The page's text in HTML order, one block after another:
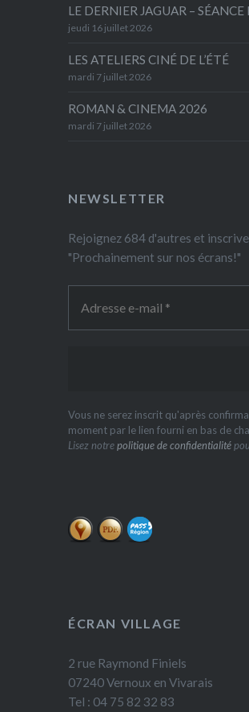
LE DERNIER JAGUAR – SÉANCE
jeudi 16 juillet 2026
LES ATELIERS CINÉ DE L’ÉTÉ
mardi 7 juillet 2026
ROMAN & CINEMA 2026
mardi 7 juillet 2026
NEWSLETTER
Rejoignez 684 d'autres et
"Prochainement sur nos écrans!"
Vous ne serez inscrit qu'après
moment par le lien fourni en bas de
Lisez notrepolitique de confidentialité
ÉCRAN VILLAGE
2 rue Raymond Finiels
07240 Vernoux en Vivarais
Tel : 04 75 82 32 83